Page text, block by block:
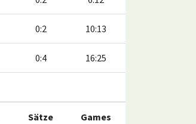
0:2 10:13
0:4 16:25
Sätze Games